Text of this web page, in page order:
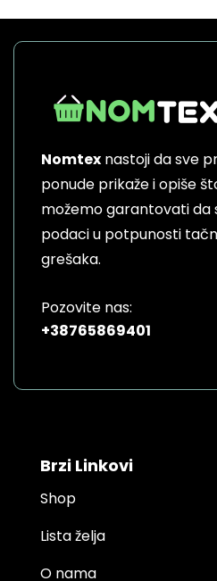
Nomtex nastoji da sve
ponude prikaže i opiše
možemo garantovati da
podaci u potpunosti
grešaka.
Pozovite nas:
+38765869401
Brzi Linkovi
Shop
Lista želja
O nama